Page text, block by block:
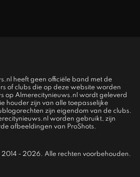
heeft geen officiële band met de
of clubs die op deze website worden
op Almerecitynieuws.nl wordt geleverd
houder zijn van alle toepasselijke
zijn eigendom van de clubs.
worden gebruikt, zijn
afbeeldingen van ProShots.
- 2026. Alle rechten voorbehouden.